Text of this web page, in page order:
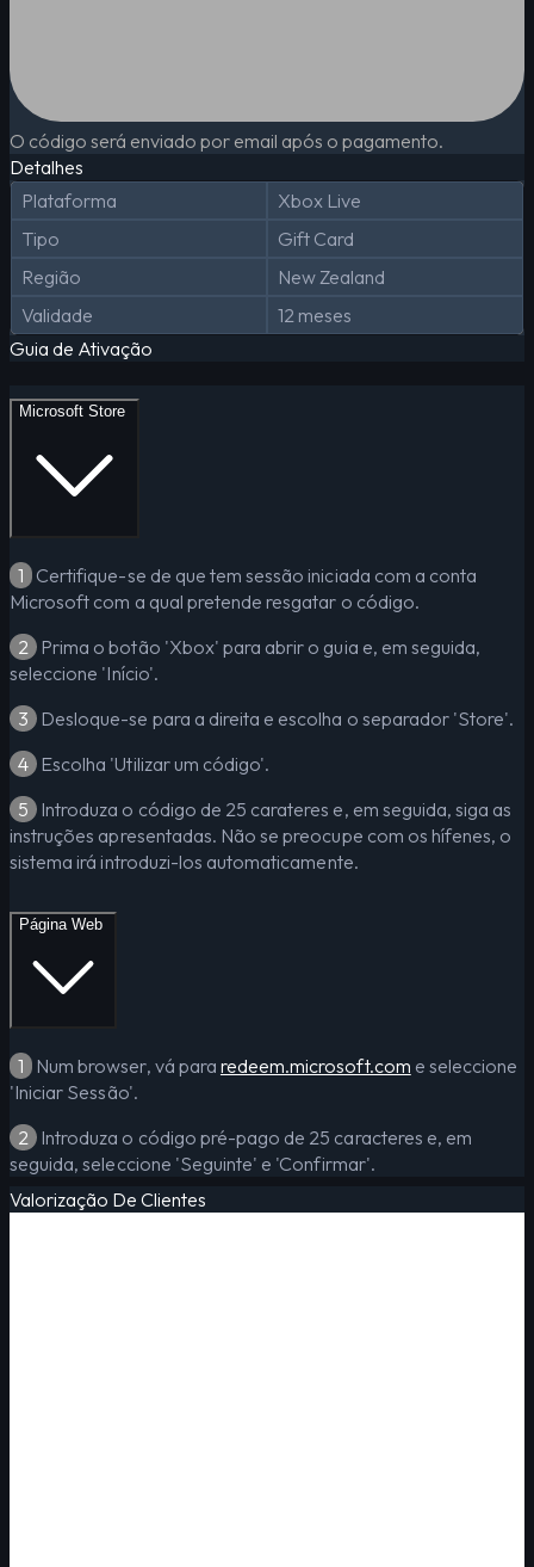
O código será enviado por email após o pagamento.
Detalhes
Plataforma
Xbox Live
Tipo
Gift Card
Região
New Zealand
Validade
12 meses
Guia de Ativação
Microsoft Store
1 Certifique-se de que tem sessão iniciada com a conta
Microsoft com a qual pretende resgatar o código.
2 Prima o botão 'Xbox' para abrir o guia e, em seguida,
seleccione 'Início'.
3 Desloque-se para a direita e escolha o separador 'Store'.
4 Escolha 'Utilizar um código'.
5 Introduza o código de 25 carateres e, em seguida, siga as
instruções apresentadas. Não se preocupe com os hífenes, o
sistema irá introduzi-los automaticamente.
Página Web
1 Num browser, vá para redeem.microsoft.com e seleccione
'Iniciar Sessão'.
2 Introduza o código pré-pago de 25 caracteres e, em
seguida, seleccione 'Seguinte' e 'Confirmar'.
Valorização De Clientes